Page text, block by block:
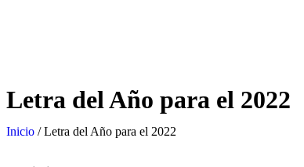
Letra del Año para el 2022
Inicio / Letra del Año para el 2022